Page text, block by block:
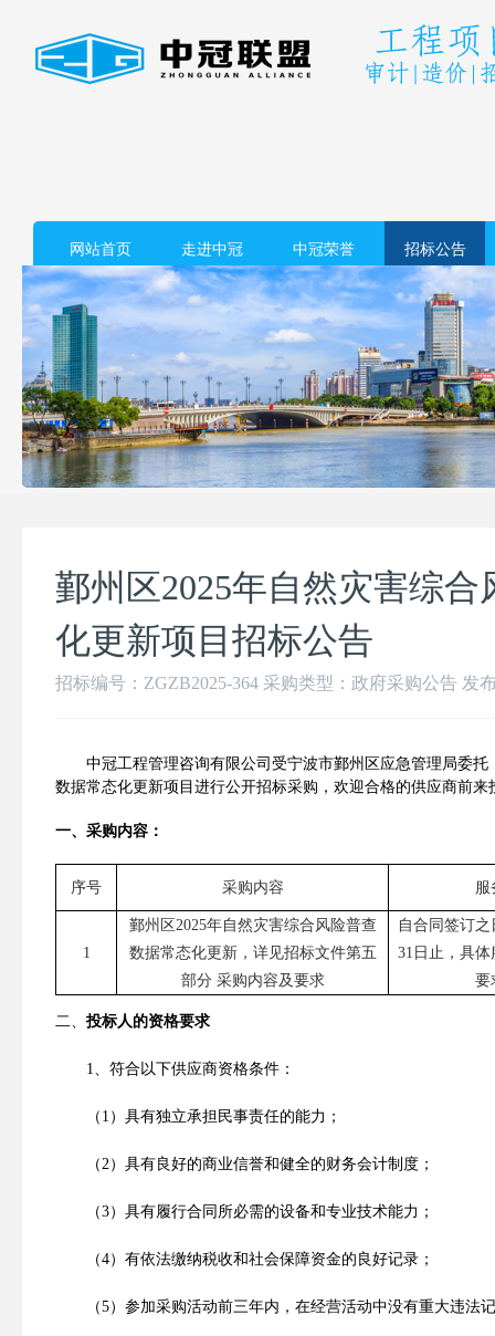
网站首页 走进中冠 中冠荣誉 招标公告
鄞州区2025年自然灾害综
化更新项目招标公告
招标编号：ZGZB2025-364 采购类型：政府采购公告 发
中冠工程管理咨询有限公司受宁波市鄞州区应急管理局委托
数据常态化更新项目 进行公开招标采购， 欢迎合格的供应商前来
一、采购内容：
序号 采购内容 服
1
鄞州区2025年自然灾害综合风险普查
数据常态化更新，详见招标文件第五
部分 采购内容及要求
自合同签订之
31 日止 ，具
要
二 投标人的资格要求
1 符合 以下供应商资格条件 ：
（ 1 ） 具有独立承担民事责任的能力；
（ 2 ） 具有良好的商业信誉和健全的财务会计制度；
（3） 具有履行合同所必需的设备和专业技术能力；
（4） 有依法缴纳税收和社会保障资金的良好记录；
（5） 参加采购活动前三年内，在经营活动中没有重大违法